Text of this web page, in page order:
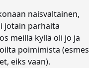
naisvaltainen,
jotain parhaita
meillä kyllä oli jo ja
poimimista (esmes
eiks vaan).